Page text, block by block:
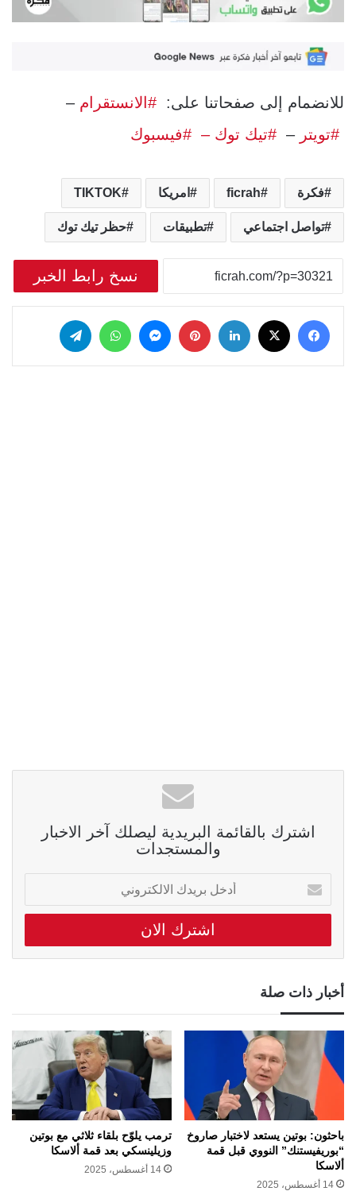
للانضمام إلى صفحاتنا على: #الانستقرام –
#تويتر – #تيك توك – #فيسبوك
فكرة ficrah امريكا TIKTOK
تواصل اجتماعي تطبيقات حظر تيك توك
نسخ رابط الخبر
فيسبوك لينكدإن بينتيريست
ماسنجر واتساب
اشترك بالقائمة البريدية ليصلك آخر الاخبار
والمستجدات
أدخل
بريدك
الالكتروني
أخبار ذات صلة
باحثون: بوتين يستعد لاختبار صاروخ
“بوريفيستنك” النووي قبل قمة
ألاسكا
14 أغسطس، 2025
ترمب يلوّح بلقاء ثلاثي مع بوتين
وزيلينسكي بعد قمة ألاسكا
14 أغسطس، 2025